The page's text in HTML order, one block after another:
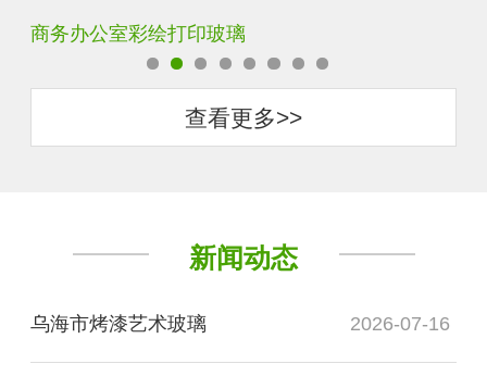
定制透明静电UV打印加工
查看更多>>
新闻动态
乌海市烤漆艺术玻璃 2026-07-16